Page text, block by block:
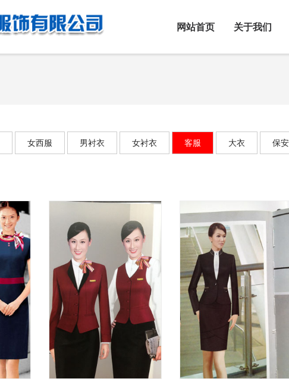
网站首页 关于我们
女西服 男衬衣 女衬衣 客服 大衣 保